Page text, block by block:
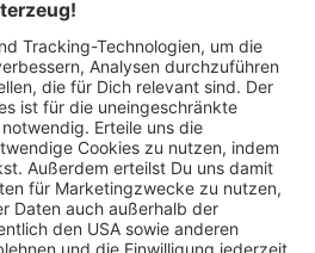
Mitglied im: